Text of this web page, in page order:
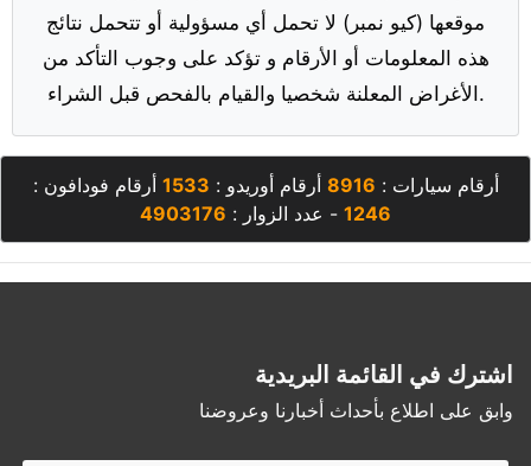
موقعها (كيو نمبر) لا تحمل أي مسؤولية أو تتحمل نتائج
هذه المعلومات أو الأرقام و تؤكد على وجوب التأكد من
الأغراض المعلنة شخصيا والقيام بالفحص قبل الشراء.
أرقام سيارات : 8916 أرقام أوريدو : 1533 أرقام فودافون :
1246 - عدد الزوار : 4903176
اشترك في القائمة البريدية
وابق على اطلاع بأحداث أخبارنا وعروضنا